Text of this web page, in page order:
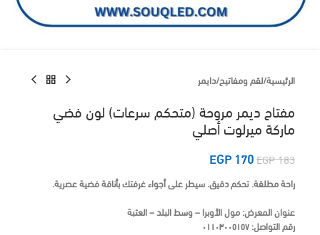
الرئيسية/لقم ومفاتيح/دايمر
مفتاح ديمر مروحة (متحكم سرعات) لون فضي
ماركة ميرلوت أصلي
EGP183
EGP170
راحة مطلقة. تحكم دقيق. سيطر على أجواء غرفتك بأناقة فضية عصرية.
عنوان المعرض:مول الأوبرا – وسط البلد – العتبة
رقم التواصل: